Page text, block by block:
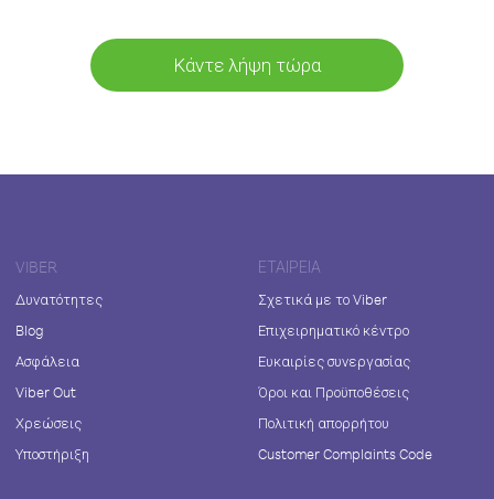
Κάντε λήψη τώρα
VIBER
Δυνατότητες
Blog
Ασφάλεια
Viber Out
Χρεώσεις
Υποστήριξη
ΕΤΑΙΡΕΊΑ
Σχετικά με το Viber
Επιχειρηματικό κέντρο
Ευκαιρίες συνεργασίας
Όροι και Προϋποθέσεις
Πολιτική απορρήτου
Customer Complaints Code